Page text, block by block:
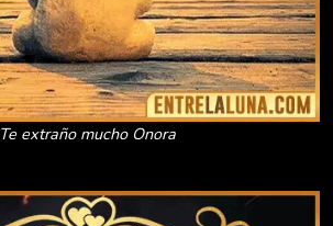
Te extraño mucho Onora